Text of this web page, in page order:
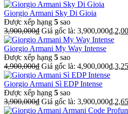
Giorgio Armani Sky Di Gioia
Được xếp hạng 5 sao
3,900,000₫ Giá gốc là: 3,900,000₫.
Giorgio Armani My Way Intense
Được xếp hạng 5 sao
4,900,000₫ Giá gốc là: 4,900,000₫.
Giorgio Armani Sì EDP Intense
Được xếp hạng 5 sao
3,900,000₫ Giá gốc là: 3,900,000₫.